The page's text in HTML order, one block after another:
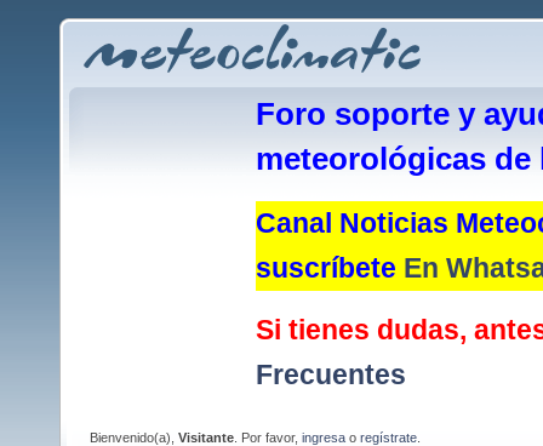
Foro soporte y
meteorológicas de
Canal Noticias
suscríbete En
Si tienes dudas,
Frecuentes
Bienvenido(a), Visitante . Por favor, ingresa o regístrate